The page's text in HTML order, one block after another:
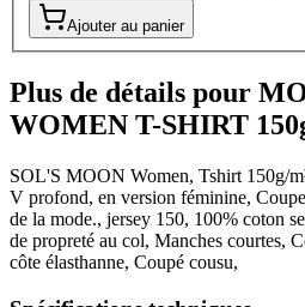
Ajouter au panier
Plus de détails pour
WOMEN T-SHIRT
SOL'S MOON Women, Tshirt 150g/
V profond, en version féminine,
de la mode., jersey 150, 100% coton
de propreté au col, Manches courtes,
côte élasthanne, Coupé cousu,